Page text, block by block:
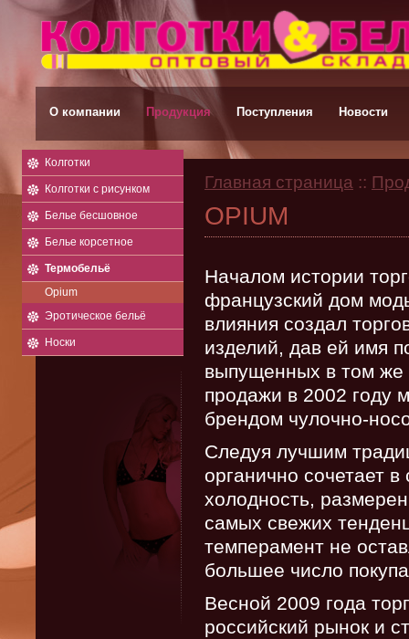
О компании Продукция Поступления Новости
Колготки
Колготки с рисунком
Белье бесшовное
Белье корсетное
Термобельё
Opium
Эротическое бельё
Носки
Главная страница ::
OPIUM
Началом истории
французский дом
влияния создал
изделий, дав ей имя
выпущенных в том же
продажи в 2002 году
брендом чулочно-
Следуя лучшим
органично сочетает в
холодность,
самых свежих
темперамент не
большее число
Весной 2009 года
российский рынок и